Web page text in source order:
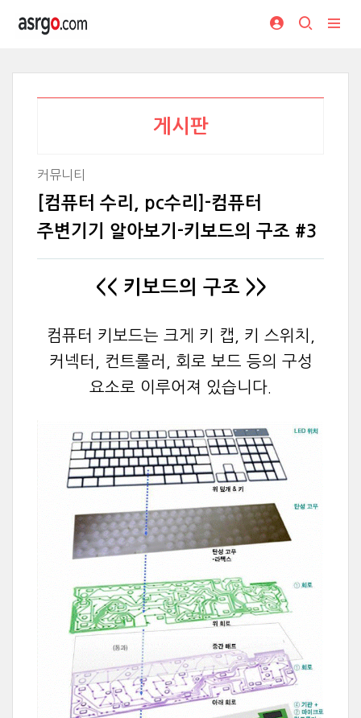
게시판
커뮤니티
[컴퓨터 수리, pc수리]-컴퓨터
주변기기 알아보기-키보드의 구조 #3
<< 키보드의 구조 >>
컴퓨터 키보드는 크게 키 캡, 키 스위치,
커넥터, 컨트롤러, 회로 보드 등의 구성
요소로 이루어져 있습니다.